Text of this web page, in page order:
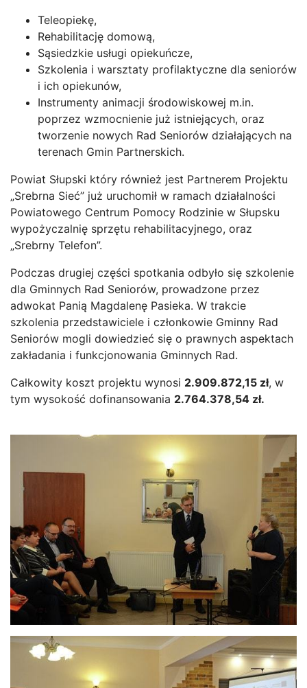
Teleopiekę,
Rehabilitację domową,
Sąsiedzkie usługi opiekuńcze,
Szkolenia i warsztaty profilaktyczne dla seniorów
i ich opiekunów,
Instrumenty animacji środowiskowej m.in.
poprzez wzmocnienie już istniejących, oraz
tworzenie nowych Rad Seniorów działających na
terenach Gmin Partnerskich.
Powiat Słupski który również jest Partnerem Projektu
„Srebrna Sieć” już uruchomił w ramach działalności
Powiatowego Centrum Pomocy Rodzinie w Słupsku
wypożyczalnię sprzętu rehabilitacyjnego, oraz
„Srebrny Telefon”.
Podczas drugiej części spotkania odbyło się szkolenie
dla Gminnych Rad Seniorów, prowadzone przez
adwokat Panią Magdalenę Pasieka. W trakcie
szkolenia przedstawiciele i członkowie Gminny Rad
Seniorów mogli dowiedzieć się o prawnych aspektach
zakładania i funkcjonowania Gminnych Rad.
Całkowity koszt projektu wynosi 2.909.872,15 zł, w
tym wysokość dofinansowania 2.764.378,54 zł.